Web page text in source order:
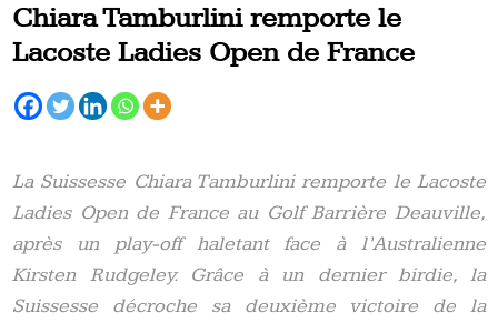
Chiara Tamburlini remporte le
Lacoste Ladies Open de France
La Suissesse Chiara Tamburlini remporte le Lacoste
Ladies Open de France au Golf Barrière Deauville,
après un play-off haletant face à l’Australienne
Kirsten Rudgeley. Grâce à un dernier birdie, la
Suissesse décroche sa deuxième victoire de la